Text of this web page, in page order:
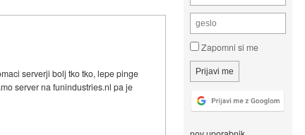
Zapomni si me
serverji bolj tko tko, lepe pinge
server na funindustries.nl pa je